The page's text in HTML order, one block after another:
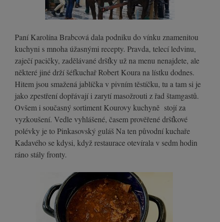
Paní Karolína Brabcová dala podniku do vínku znamenitou
kuchyni s mnoha úžasnými recepty. Pravda, telecí ledvinu,
zaječí pacičky, zadělávané dršťky už na menu nenajdete, ale
některé jiné drží šéfkuchař Robert Koura na lístku dodnes.
Hitem jsou smažená jablíčka v pivním těstíčku, tu a tam si je
jako zpestření dopřávají i zarytí masožrouti z řad štamgastů.
Ovšem i současný sortiment Kourovy kuchyně stojí za
vyzkoušení. Vedle vyhlášené, časem prověřené dršťkové
polévky je to Pinkasovský guláš Na ten původní kuchaře
Kadavého se kdysi, když restaurace otevírala v sedm hodin
ráno stály fronty.